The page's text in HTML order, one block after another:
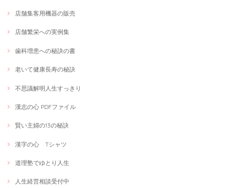
店舗集客用機器の販売
店舗繁栄への実例集
歯科増患への秘訣の書
老いて健康長寿の秘訣
不思議解明人生すっきり
漢志の心 PDFファイル
賢い主婦の13の秘訣
漢字の心 Tシャツ
道理塾でゆとり人生
人生経営相談受付中